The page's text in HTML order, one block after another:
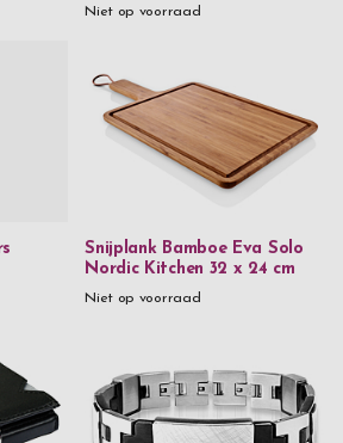
gecarboniseerd bamboe
staal
glas
Niet op voorraad
Snijplank Bamboe Eva Solo
Nordic Kitchen 32 x 24 cm
Niet op voorraad